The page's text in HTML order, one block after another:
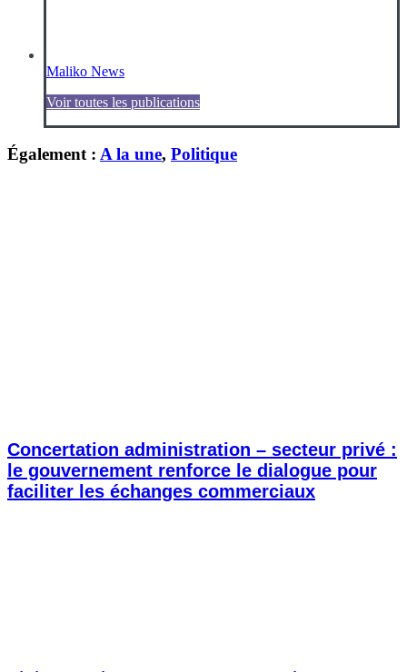
Maliko News
Voir toutes les publications
Également : A la une, Politique
Concertation administration – secteur privé :
le gouvernement renforce le dialogue pour
faciliter les échanges commerciaux